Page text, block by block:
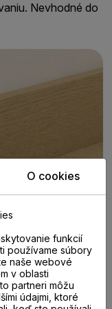
Nevhodné do
O cookies
funkcií
používame súbory
naše webové
v oblasti
partneri môžu
údajmi, ktoré